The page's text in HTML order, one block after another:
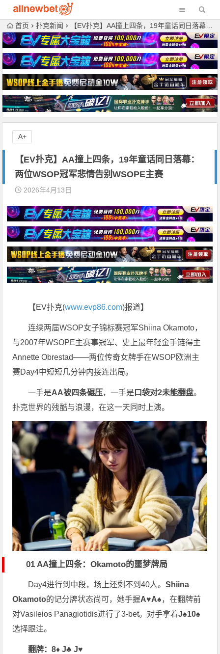
首页 扑克新闻 【EV扑克】AA撞上四条，19年童话同日落幕：两位WSOP冠军悲情告别WSOPE主赛
【EV扑克】AA撞上四条，19年童话同日落幕：
两位WSOP冠军悲情告别WSOPE主赛
2026年4月13日
【EV扑克(www.evp86.com)报道】
连续两届WSOP女子锦标赛冠军Shiina Okamoto，
与2007年WSOPE主赛事冠军、史上最年轻金手链得主
Annette Obrestad——两位传奇女牌手在WSOP欧洲主
赛Day4中短短几分钟内接连出局。
一手是AA被四条碾压，一手是 口袋对2未能翻盘。
扑克世界的残酷与浪漫，在这一天同时上演。
01 AA撞上四条：Okamoto的噩梦牌局
Day4进行到中段，场上还剩不到40人。Shiina
Okamoto的记分牌状态尚可，她手握A♥A♠，在翻牌前
对Vasileios Panagiotidis进行了3-bet。对手拿着J♠10♠
选择跟注。
翻牌：8♦ J♣ J♥
A+